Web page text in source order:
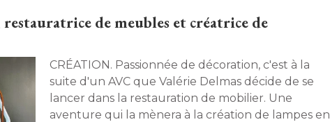
de meubles et créatrice de
CRÉATION. Passionnée de décoration, c'est à la
suite d'un AVC que Valérie Delmas décide de se
lancer dans la restauration de mobilier. Une
aventure qui la mènera à la création de lampes en